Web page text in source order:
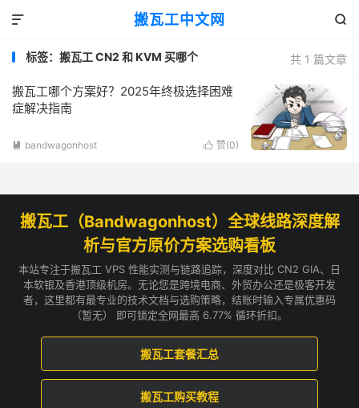
搬瓦工中文网 

共 1 篇文章
标签：搬瓦工 CN2 和 KVM 买哪个
搬瓦工哪个方案好？2025年终极选择困难
症解决指南
 赞(0)
 bandwagonhost
搬瓦工（Bandwagonhost）全球线路深度解
析与官方原价方案选购看板
本站专注于搬瓦工 VPS 性能实测与链路追踪，深度对比 CN2 GIA、日
本软银及香港顶级机房。无论您是跨境电商、外贸办公还是极客开发
者，这里都有最专业的技术文档与选购策略，结账时输入专属优惠码
（暂无） 即可锁定全网最高 6.77% 循环折扣。
搬瓦工套餐汇总
搬瓦工购买教程